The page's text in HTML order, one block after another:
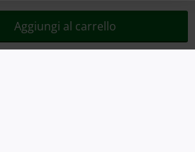
Aggiungi al carrello
Spese ditrasporto escluse